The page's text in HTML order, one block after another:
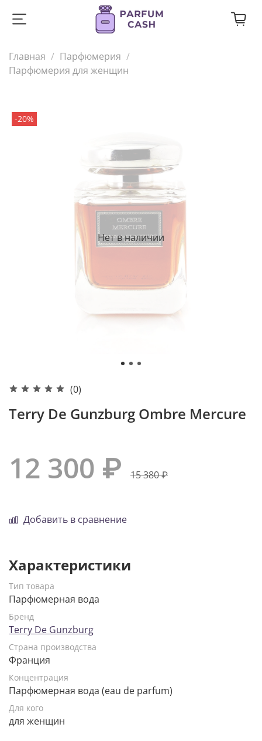
Главная
Парфюмерия
Парфюмерия для женщин
Нет в наличии
-20%
(0)
Terry De Gunzburg Ombre Mercure
12 300 ₽ 15 380 ₽
Добавить в сравнение
Характеристики
Тип товара
Парфюмерная вода
Бренд
Terry De Gunzburg
Страна производства
Франция
Концентрация
Парфюмерная вода (eau de parfum)
Для кого
для женщин